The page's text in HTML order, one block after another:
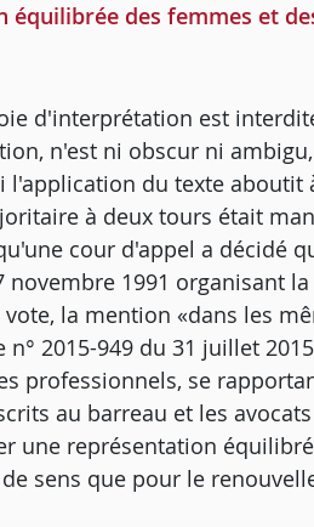
des femmes et
d'interprétation est
n'est ni obscur ni
l'application du texte aboutit
à deux tours était
cour d'appel a décidé
1991 organisant
la mention «dans les
2015-949 du 31 juillet
professionnels, se
au barreau et les
une représentation
sens que pour le